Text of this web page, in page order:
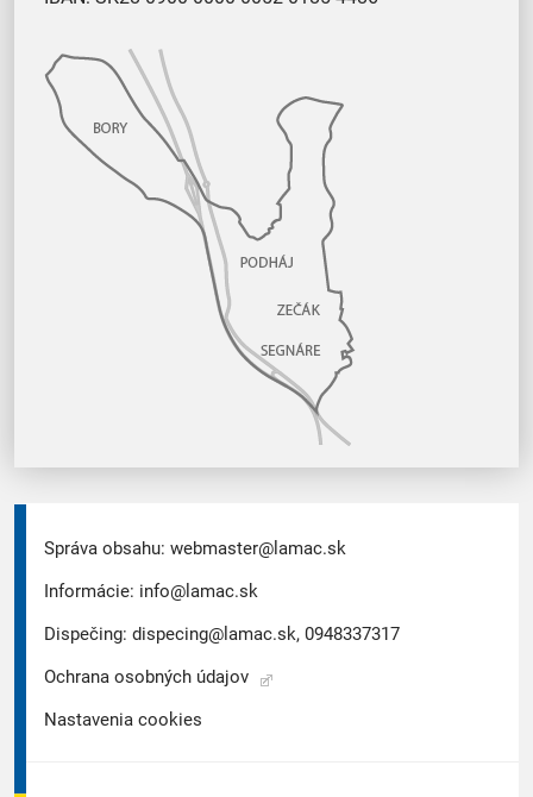
Správa obsahu: webmaster@lamac.sk
Informácie: info@lamac.sk
Dispečing: dispecing@lamac.sk, 0948337317
Ochrana osobných údajov
Nastavenia cookies